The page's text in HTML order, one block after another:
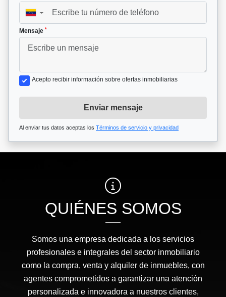
▼
Mensaje *
Acepto recibir información sobre ofertas inmobiliarias
Enviar mensaje
Al enviar tus datos aceptas los Términos de servicio y privacidad
QUIÉNES SOMOS
Somos una empresa dedicada a los servicios
profesionales e integrales del sector inmobiliario
como la compra, venta y alquiler de inmuebles, con
agentes comprometidos a garantizar una atención
personalizada e innovadora a nuestros clientes,